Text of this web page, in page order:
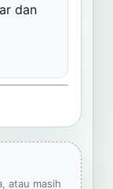
dan
atau masih